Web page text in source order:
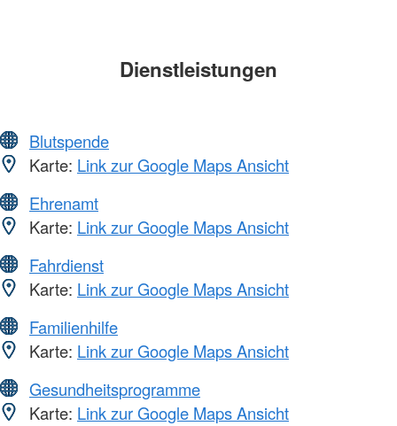
Dienstleistungen
Blutspende
Karte: Link zur Google Maps Ansicht
Ehrenamt
Karte: Link zur Google Maps Ansicht
Fahrdienst
Karte: Link zur Google Maps Ansicht
Familienhilfe
Karte: Link zur Google Maps Ansicht
Gesundheitsprogramme
Karte: Link zur Google Maps Ansicht